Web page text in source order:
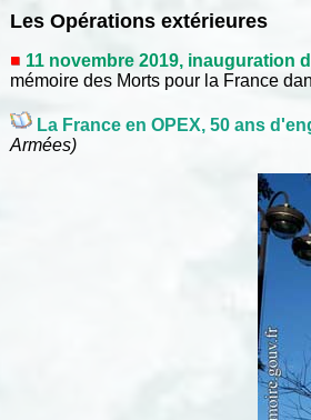
Les Opérations extérieures
11 novembre 2019, inauguration
mémoire des Morts pour la France
La France en OPEX, 50 ans
Armées)